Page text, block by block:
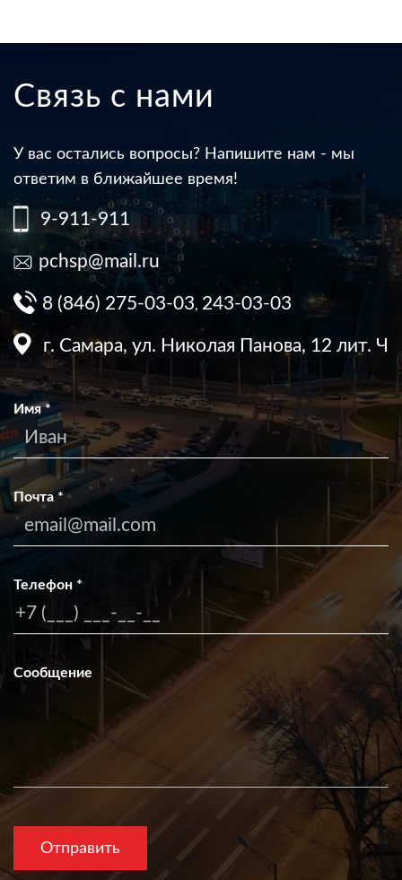
Связь с нами
У вас остались вопросы? Напишите нам - мы
ответим в ближайшее время!
9-911-911
pchsp@mail.ru
8 (846) 275-03-03, 243-03-03
г. Самара, ул. Николая Панова, 12 лит. Ч
Имя*
Почта*
Телефон *
Сообщение